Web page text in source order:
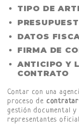
TIPO DE
DATOS
FIRMA DE
ANTICIPO Y
CONTRATO
Contar con una
proceso de
gestión documental
representantes